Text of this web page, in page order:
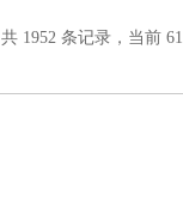
共 1952 条记录，当前